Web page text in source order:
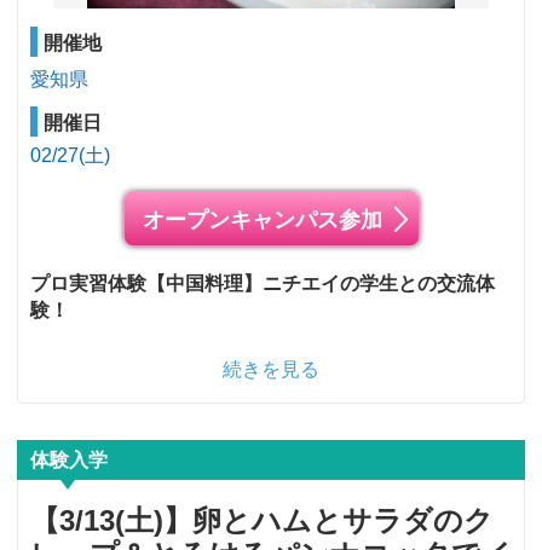
開催地
愛知県
開催日
02/27(土)
オープンキャンパス参加
プロ実習体験【中国料理】ニチエイの学生との交流体
験！
続きを見る
体験入学
【3/13(土)】卵とハムとサラダのク